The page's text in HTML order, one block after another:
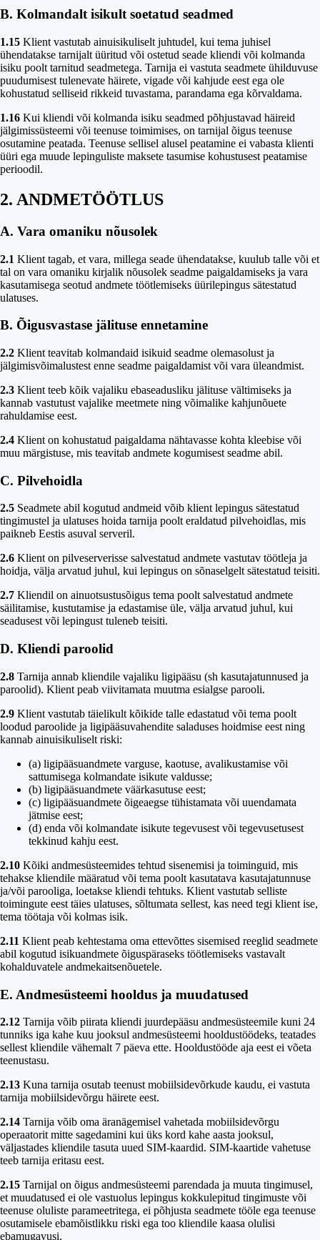
B. Kolmandalt isikult soetatud seadmed
1.15 Klient vastutab ainuisikuliselt juhtudel, kui tema juhisel
ühendatakse tarnijalt üüritud või ostetud seade kliendi või kolmanda
isiku poolt tarnitud seadmetega. Tarnija ei vastuta seadmete ühilduvuse
puudumisest tulenevate häirete, vigade või kahjude eest ega ole
kohustatud selliseid rikkeid tuvastama, parandama ega kõrvaldama.
1.16 Kui kliendi või kolmanda isiku seadmed põhjustavad häireid
jälgimissüsteemi või teenuse toimimises, on tarnijal õigus teenuse
osutamine peatada. Teenuse sellisel alusel peatamine ei vabasta klienti
üüri ega muude lepinguliste maksete tasumise kohustusest peatamise
perioodil.
2. ANDMETÖÖTLUS
A. Vara omaniku nõusolek
2.1 Klient tagab, et vara, millega seade ühendatakse, kuulub talle või et
tal on vara omaniku kirjalik nõusolek seadme paigaldamiseks ja vara
kasutamisega seotud andmete töötlemiseks üürilepingus sätestatud
ulatuses.
B. Õigusvastase jälituse ennetamine
2.2 Klient teavitab kolmandaid isikuid seadme olemasolust ja
jälgimisvõimalustest enne seadme paigaldamist või vara üleandmist.
2.3 Klient teeb kõik vajaliku ebaseadusliku jälituse vältimiseks ja
kannab vastutust vajalike meetmete ning võimalike kahjunõuete
rahuldamise eest.
2.4 Klient on kohustatud paigaldama nähtavasse kohta kleebise või
muu märgistuse, mis teavitab andmete kogumisest seadme abil.
C. Pilvehoidla
2.5 Seadmete abil kogutud andmeid võib klient lepingus sätestatud
tingimustel ja ulatuses hoida tarnija poolt eraldatud pilvehoidlas, mis
paikneb Eestis asuval serveril.
2.6 Klient on pilveserverisse salvestatud andmete vastutav töötleja ja
hoidja, välja arvatud juhul, kui lepingus on sõnaselgelt sätestatud teisiti.
2.7 Kliendil on ainuotsustusõigus tema poolt salvestatud andmete
säilitamise, kustutamise ja edastamise üle, välja arvatud juhul, kui
seadusest või lepingust tuleneb teisiti.
D. Kliendi paroolid
2.8 Tarnija annab kliendile vajaliku ligipääsu (sh kasutajatunnused ja
paroolid). Klient peab viivitamata muutma esialgse parooli.
2.9 Klient vastutab täielikult kõikide talle edastatud või tema poolt
loodud paroolide ja ligipääsuvahendite saladuses hoidmise eest ning
kannab ainuisikuliselt riski:
(a) ligipääsuandmete varguse, kaotuse, avalikustamise või
sattumisega kolmandate isikute valdusse;
(b) ligipääsuandmete väärkasutuse eest;
(c) ligipääsuandmete õigeaegse tühistamata või uuendamata
jätmise eest;
(d) enda või kolmandate isikute tegevusest või tegevusetusest
tekkinud kahju eest.
2.10 Kõiki andmesüsteemides tehtud sisenemisi ja toiminguid, mis
tehakse kliendile määratud või tema poolt kasutatava kasutajatunnuse
ja/või parooliga, loetakse kliendi tehtuks. Klient vastutab selliste
toimingute eest täies ulatuses, sõltumata sellest, kas need tegi klient ise,
tema töötaja või kolmas isik.
2.11 Klient peab kehtestama oma ettevõttes sisemised reeglid seadmete
abil kogutud isikuandmete õiguspäraseks töötlemiseks vastavalt
kohalduvatele andmekaitsenõuetele.
E. Andmesüsteemi hooldus ja muudatused
2.12 Tarnija võib piirata kliendi juurdepääsu andmesüsteemile kuni 24
tunniks iga kahe kuu jooksul andmesüsteemi hooldustöödeks, teatades
sellest kliendile vähemalt 7 päeva ette. Hooldustööde aja eest ei võeta
teenustasu.
2.13 Kuna tarnija osutab teenust mobiilsidevõrkude kaudu, ei vastuta
tarnija mobiilsidevõrgu häirete eest.
2.14 Tarnija võib oma äranägemisel vahetada mobiilsidevõrgu
operaatorit mitte sagedamini kui üks kord kahe aasta jooksul,
väljastades kliendile tasuta uued SIM-kaardid. SIM-kaartide vahetuse
teeb tarnija eritasu eest.
2.15 Tarnijal on õigus andmesüsteemi parendada ja muuta tingimusel,
et muudatused ei ole vastuolus lepingus kokkulepitud tingimuste või
teenuse oluliste parameetritega, ei põhjusta seadmete tööle ega teenuse
osutamisele ebamõistlikku riski ega too kliendile kaasa olulisi
ebamugavusi.